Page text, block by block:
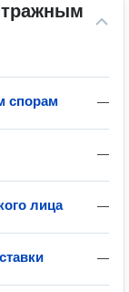
—
спорам
—
—
лица
—